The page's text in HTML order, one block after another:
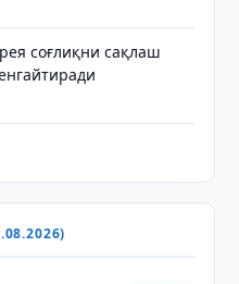
соғлиқни сақлаш